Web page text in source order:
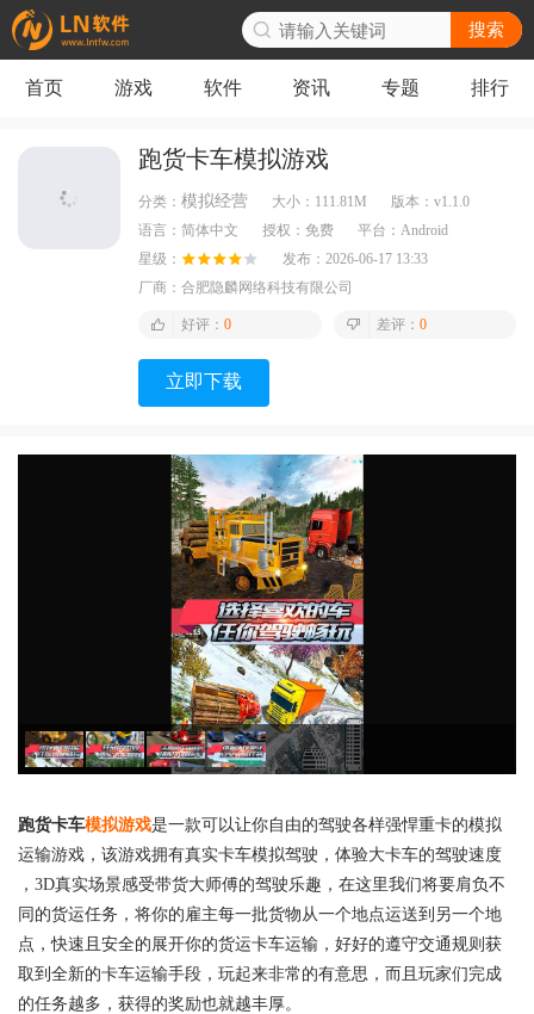
搜索
首页 游戏 软件 资讯 专题 排行
跑货卡车模拟游戏
分类： 模拟经营 大小： 111.81M 版本： v1.1.0
语言： 简体中文 授权： 免费 平台： Android
星级：
发布： 2026-06-17 13:33
厂商： 合肥隐麟网络科技有限公司
好评： 0 差评： 0
立即下载
跑货卡车模拟游戏是一款可以让你自由的驾驶各样强悍重卡的模拟
运输游戏，该游戏拥有真实卡车模拟驾驶，体验大卡车的驾驶速度
，3D真实场景感受带货大师傅的驾驶乐趣，在这里我们将要肩负不
同的货运任务，将你的雇主每一批货物从一个地点运送到另一个地
点，快速且安全的展开你的货运卡车运输，好好的遵守交通规则获
取到全新的卡车运输手段，玩起来非常的有意思，而且玩家们完成
的任务越多，获得的奖励也就越丰厚。